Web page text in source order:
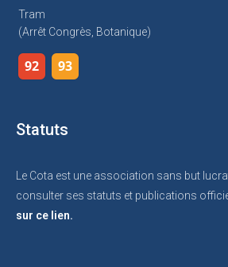
Tram
(arrêt Congrès, Botanique)
92 93
Statuts
Le Cota est une association sans but
consulter ses statuts et publications
sur ce lien.